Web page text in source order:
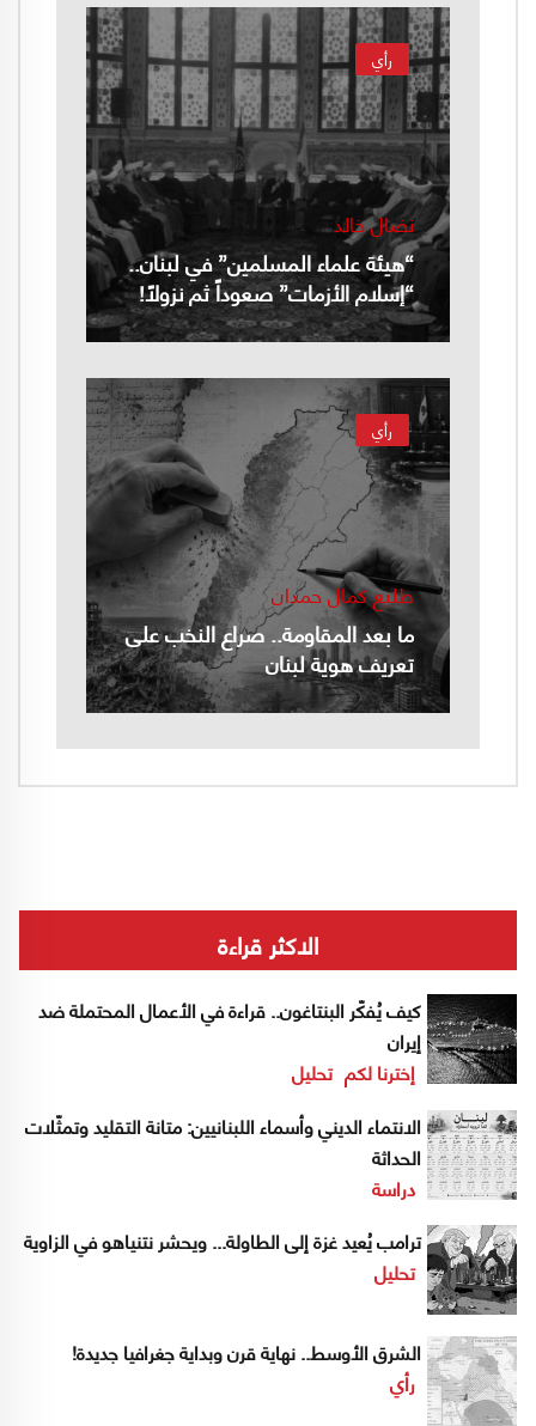
رأي
نضال خالد
“هيئة علماء المسلمين” في لبنان..
“إسلام الأزمات” صعوداً ثم نزولاً!
رأي
طليع كمال حمدان
ما بعد المقاومة.. صراع النخب على
تعريف هوية لبنان
الاكثر قراءة
كيف يُفكّر البنتاغون.. قراءة في الأعمال المحتملة ضد
إيران
إخترنا لكم تحليل
الانتماء الديني وأسماء اللبنانيين: متانة التقليد وتمثّلات
الحداثة
دراسة
ترامب يُعيد غزة إلى الطاولة... ويحشر نتنياهو في الزاوية
تحليل
الشرق الأوسط.. نهاية قرن وبداية جغرافيا جديدة!
رأي